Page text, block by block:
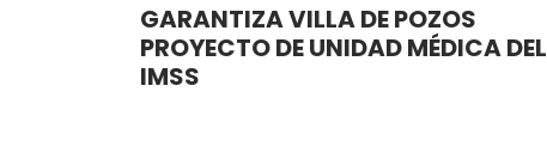
GARANTIZA VILLA DE POZOS
PROYECTO DE UNIDAD MÉDICA DEL
IMSS